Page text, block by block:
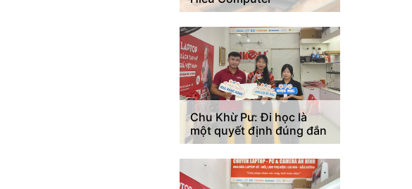
Chu Khừ Pư: Đi học là
một quyết định đúng đắn